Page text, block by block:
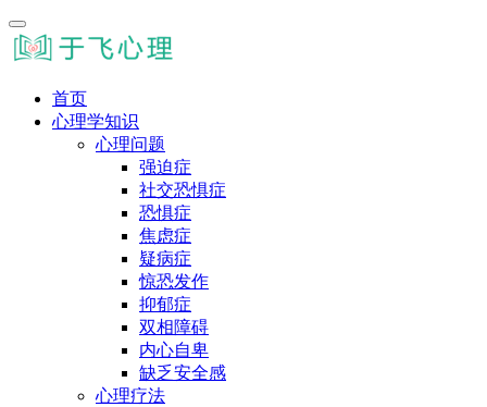
首页
心理学知识
心理问题
强迫症
社交恐惧症
恐惧症
焦虑症
疑病症
惊恐发作
抑郁症
双相障碍
内心自卑
缺乏安全感
心理疗法